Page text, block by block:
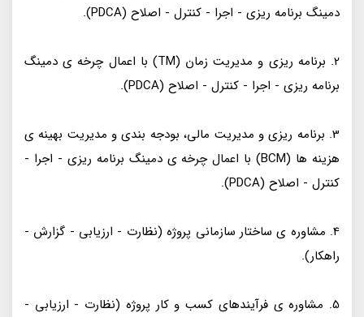
دمینگ برنامه ریزی - اجرا - کنترل - اصلاح (PDCA).
2. برنامه ریزی و مدیریت زمان (TM) با اعمال چرخه ی دمینگ
برنامه ریزی - اجرا - کنترل - اصلاح (PDCA).
3. برنامه ریزی و مدیریت مالی، بودجه بندی و مدیریت بهینه ی
هزینه ها (BCM) با اعمال چرخه ی دمینگ برنامه ریزی - اجرا -
کنترل - اصلاح (PDCA).
4. مشاوره ی ساختار سازمانی پروژه (نظارت - ارزیابی - گزارش -
راهکار).
5. مشاوره ی فرآیندهای کسب و کار پروژه (نظارت - ارزیابی -